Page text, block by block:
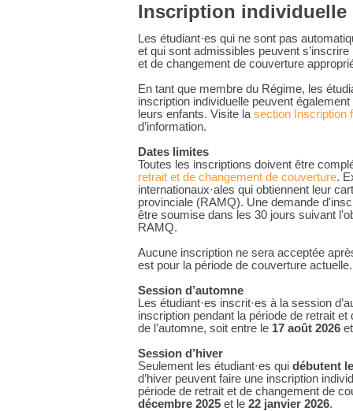
Inscription individuelle
Les étudiant·es qui ne sont pas
et qui sont admissibles peuvent
et de changement de couverture
En tant que membre du Régime, les
inscription individuelle peuvent
leurs enfants. Visite la section Inscription
d’information.
Dates limites
Toutes les inscriptions doivent être
retrait et de changement de couverture.
internationaux·ales qui obtiennent leur
provinciale (RAMQ). Une demande
être soumise dans les 30 jours suivant
RAMQ.
Aucune inscription ne sera acceptée
est pour la période de couverture actuelle.
Session d’automne
Les étudiant·es inscrit·es à la session
inscription pendant la période de retrait
de l’automne, soit entre le 17 août 2026
Session d’hiver
Seulement les étudiant·es qui débutent
d’hiver peuvent faire une inscription
période de retrait et de changement de
décembre 2025 et le 22 janvier 2026.